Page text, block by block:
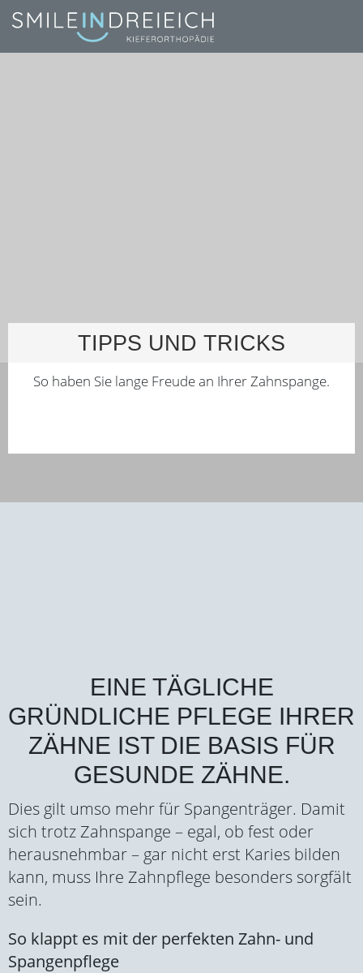
TIPPS UND TRICKS
So haben Sie lange Freude an Ihrer Zahnspange.
EINE TÄGLICHE
GRÜNDLICHE PFLEGE IHRER
ZÄHNE IST DIE BASIS FÜR
GESUNDE ZÄHNE.
Dies gilt umso mehr für Spangenträger. Damit
sich trotz Zahnspange – egal, ob fest oder
herausnehmbar – gar nicht erst Karies bilden
kann, muss Ihre Zahnpflege besonders sorgfält
sein.
So klappt es mit der perfekten Zahn- und
Spangenpflege